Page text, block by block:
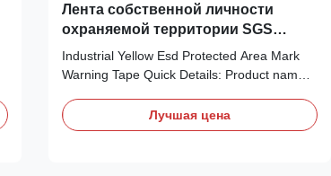
Лента собственной личности
охраняемой территории SGS
50mmx22m ESD слипчивая
предупреждающая
Industrial Yellow Esd Protected Area Mark
Warning Tape Quick Details: Product name
Material Vinyl Size 50mmx22m or
Customized Sizes Color yellow Thickness
Лучшая цена